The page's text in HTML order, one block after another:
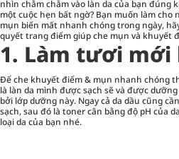
nhìn chằm chằm vào làn da của bạn đúng
một cuộc hẹn bất ngờ? Bạn muốn làm
mụn biến mất nhanh chóng trong ngày,
quyết trang điểm giúp che mụn và khuyết
1. Làm tươi mới
Để che khuyết điểm & mụn nhanh chóng
là làn da mình được sạch sẽ và được
bởi lớp dưỡng này. Ngay cả da dầu cũng
sạch, sau đó là toner cân bằng độ pH của
loại da của bạn nhé.